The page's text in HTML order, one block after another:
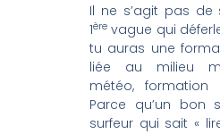
Il ne s’agit pas de
1ère vague qui
tu auras une
liée au milieu
météo, formation
Parce qu’un bon
surfeur qui sait «